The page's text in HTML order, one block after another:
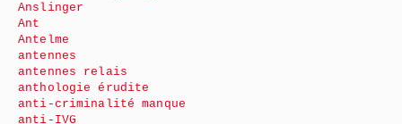
Anslinger
Ant
Antelme
antennes
antennes relais
anthologie érudite
anti-criminalité manque
anti-IVG